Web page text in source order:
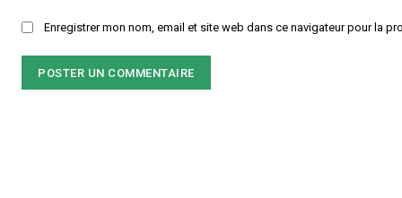
Enregistrer mon nom, email et site web dans ce navigateur pour la